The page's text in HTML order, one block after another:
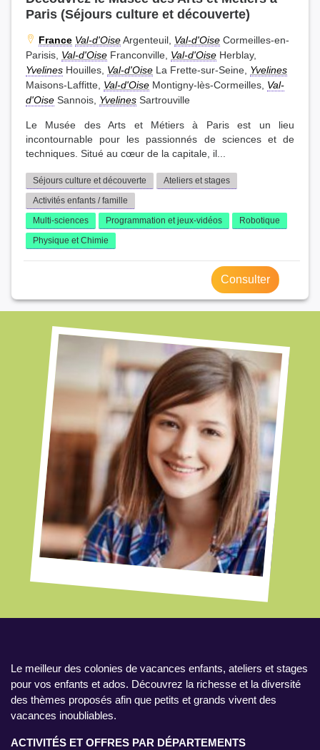
Paris (Séjours culture et découverte)
France Val-d'OiseArgenteuil, Val-d'Oise Cormeilles-en-
Parisis, Val-d'Oise Franconville, Val-d'Oise Herblay,
Yvelines Houilles, Val-d'Oise La Frette-sur-Seine, Yvelines
Maisons-Laffitte, Val-d'Oise Montigny-lès-Cormeilles, Val-
d'Oise Sannois, Yvelines Sartrouville
Le Musée des Arts et Métiers à Paris est un lieu
incontournable pour les passionnés de sciences et de
techniques. Situé au cœur de la capitale, il...
Séjours culture et découverte
Ateliers et stages
Activités enfants / famille
Multi-sciences
Programmation et jeux-vidéos
Robotique
Physique et Chimie
Consulter
Le meilleur des colonies de vacances enfants, ateliers et stages
pour vos enfants et ados. Découvrez la richesse et la diversité
des thèmes proposés afin que petits et grands vivent des
vacances inoubliables.
ACTIVITÉS ET OFFRES PAR DÉPARTEMENTS